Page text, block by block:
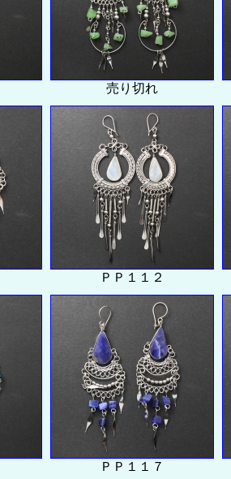
売り切れ
ＰＰ１１２
ＰＰ１１７